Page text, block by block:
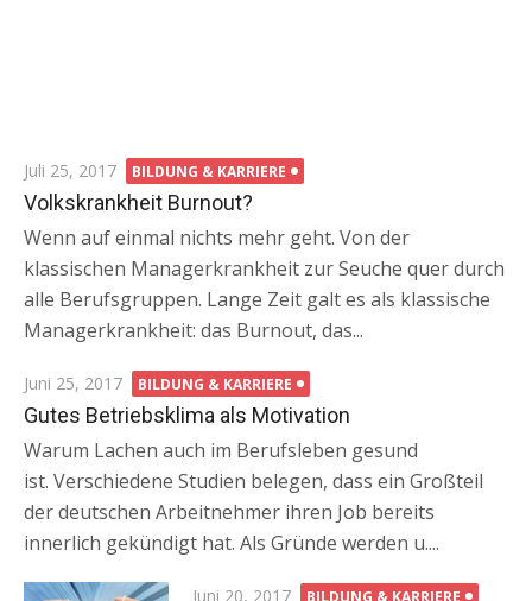
Posted
on
Juli 25, 2017 BILDUNG & KARRIERE
Volkskrankheit Burnout?
Wenn auf einmal nichts mehr geht. Von der
klassischen Managerkrankheit zur Seuche quer durch
alle Berufsgruppen. Lange Zeit galt es als klassische
Managerkrankheit: das Burnout, das...
Posted
on
Juni 25, 2017 BILDUNG & KARRIERE
Gutes Betriebsklima als Motivation
Warum Lachen auch im Berufsleben gesund
ist. Verschiedene Studien belegen, dass ein Großteil
der deutschen Arbeitnehmer ihren Job bereits
innerlich gekündigt hat. Als Gründe werden u....
Posted
Juni 20, 2017 BILDUNG & KARRIERE